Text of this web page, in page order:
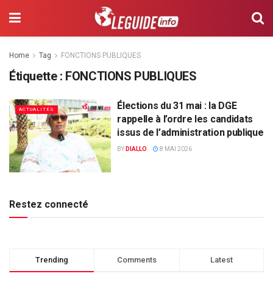
Home Tag FONCTIONS PUBLIQUES
Étiquette : FONCTIONS PUBLIQUES
ACTUALITÉS
Élections du 31 mai : la DGE
rappelle à l’ordre les candidats
issus de l’administration publique
BY DIALLO 8 MAI 2026
Restez connecté
Trending Comments Latest